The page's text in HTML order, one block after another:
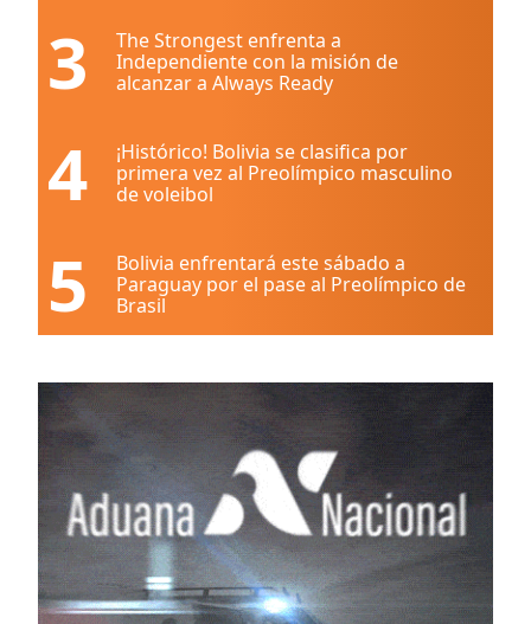
3
The Strongest enfrenta a
Independiente con la misión de
alcanzar a Always Ready
4
¡Histórico! Bolivia se clasifica por
primera vez al Preolímpico masculino
de voleibol
5
Bolivia enfrentará este sábado a
Paraguay por el pase al Preolímpico de
Brasil